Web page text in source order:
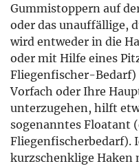
Gummistoppern auf
oder das unauffällige,
wird entweder in die
oder mit Hilfe eines
Fliegenfischer-
Vorfach oder Ihre
unterzugehen, hilft
sogenanntes Floatant
Fliegenfischerbedarf).
kurzschenklige Haken